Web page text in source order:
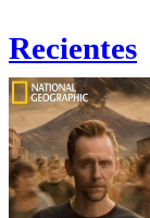
Recientes